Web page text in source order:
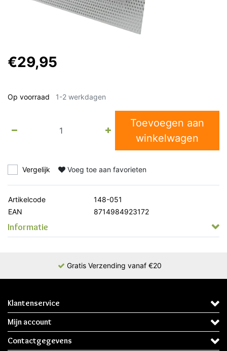
€29,95
Op voorraad 1-2 werkdagen
Toevoegen aan
winkelwagen
Vergelijk Voeg toe aan favorieten
Artikelcode
148-051
EAN
8714984923172
Informatie
Gratis Verzending vanaf €20
Klantenservice
Mijn account
Contactgegevens